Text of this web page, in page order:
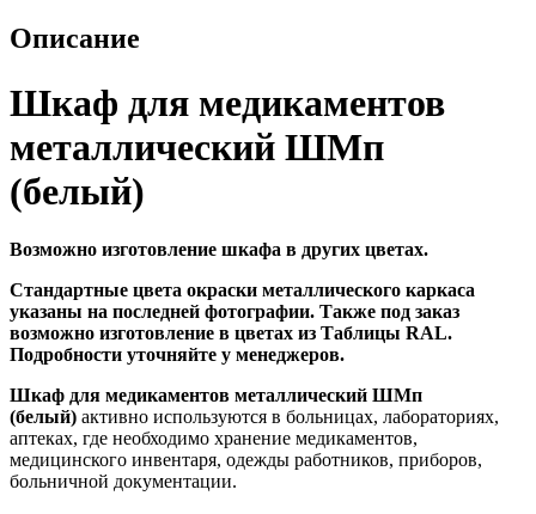
Описание
Шкаф для медикаментов
металлический ШМп
(белый)
Возможно изготовление шкафа в других цветах.
Стандартные цвета окраски металлического каркаса
указаны на последней фотографии. Также под заказ
возможно изготовление в цветах из Таблицы RAL.
Подробности уточняйте у менеджеров.
Шкаф для медикаментов металлический ШМп
(белый) активно используются в больницах, лабораториях,
аптеках, где необходимо хранение медикаментов,
медицинского инвентаря, одежды работников, приборов,
больничной документации.